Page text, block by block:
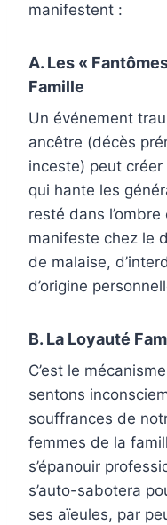
manifestent :
A. Les «
Famille
Un événement
ancêtre (décès
inceste) peut
qui hante les
resté dans
manifeste chez le
de malaise,
d’origine
B. La Loyauté
C’est le
sentons
souffrances de
femmes de la
s’épanouir
s’auto-sabotera
ses aïeules, par